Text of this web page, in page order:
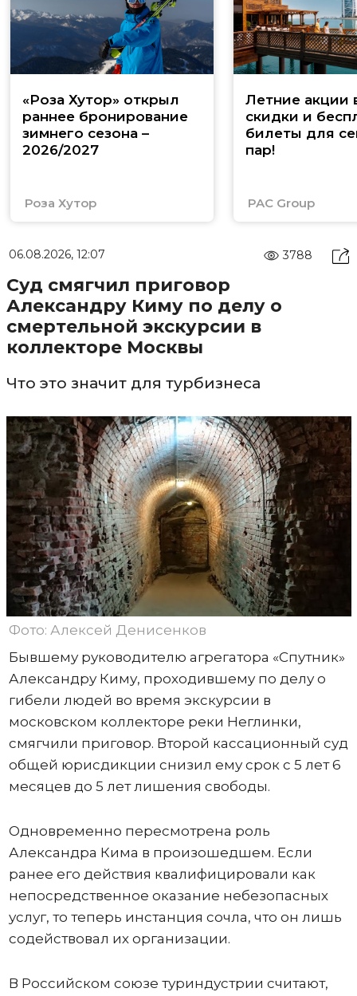
«Роза Хутор» открыл
раннее бронирование
зимнего сезона –
2026/2027
Роза Хутор
Летние акции
скидки и
билеты для
пар!
PAC Group
06.08.2026, 12:07 3788
Суд смягчил приговор
Александру Киму по делу о
смертельной экскурсии в
коллекторе Москвы
Что это значит для турбизнеса
Фото: Алексей Денисенков
Бывшему руководителю агрегатора «Спутник»
Александру Киму, проходившему по делу о
гибели людей во время экскурсии в
московском коллекторе реки Неглинки,
смягчили приговор. Второй кассационный суд
общей юрисдикции снизил ему срок с 5 лет 6
месяцев до 5 лет лишения свободы.
Одновременно пересмотрена роль
Александра Кима в произошедшем. Если
ранее его действия квалифицировали как
непосредственное оказание небезопасных
услуг, то теперь инстанция сочла, что он лишь
содействовал их организации.
В Российском союзе туриндустрии считают,